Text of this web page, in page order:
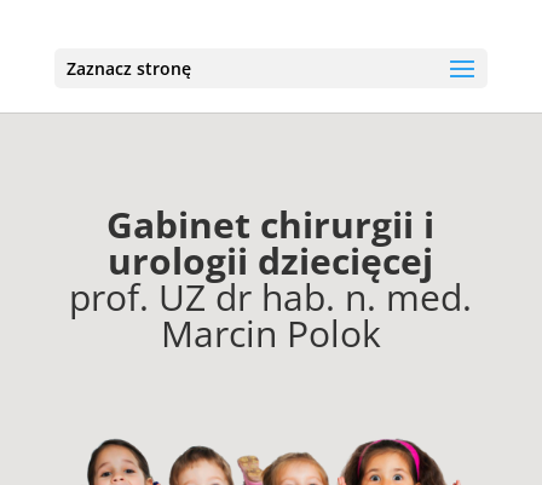
Zaznacz stronę
Gabinet chirurgii i
urologii dziecięcej
prof. UZ dr hab. n. med.
Marcin Polok